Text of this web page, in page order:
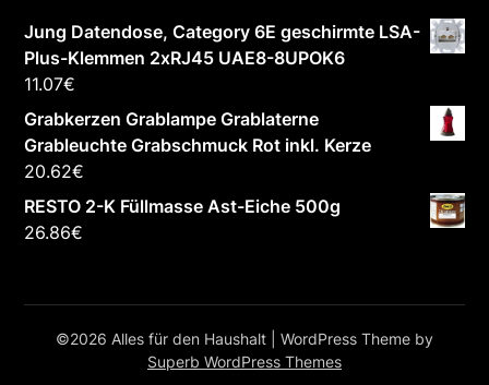
Jung Datendose, Category 6E geschirmte LSA-
Plus-Klemmen 2xRJ45 UAE8-8UPOK6
11.07€
Grabkerzen Grablampe Grablaterne
Grableuchte Grabschmuck Rot inkl. Kerze
20.62€
RESTO 2-K Füllmasse Ast-Eiche 500g
26.86€
©2026 Alles für den Haushalt
| WordPress Theme by
Superb WordPress Themes